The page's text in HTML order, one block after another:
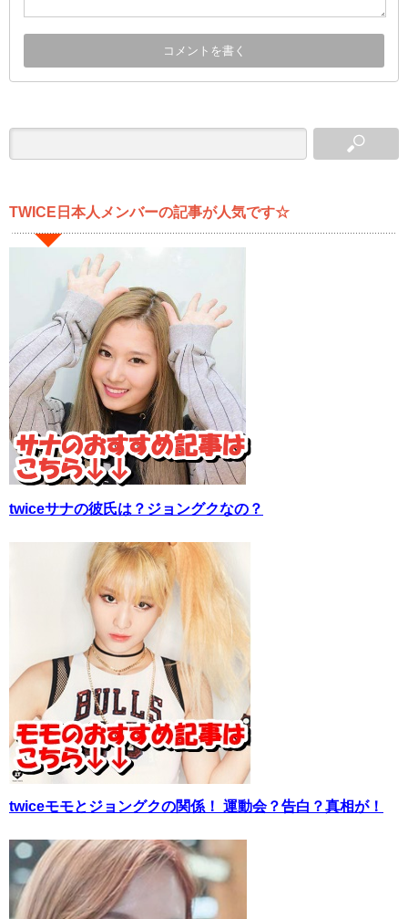
TWICE日本人メンバーの記事が人気です☆
twiceサナの彼氏は？ジョングクなの？
twiceモモとジョングクの関係！ 運動会？告白？真相が！